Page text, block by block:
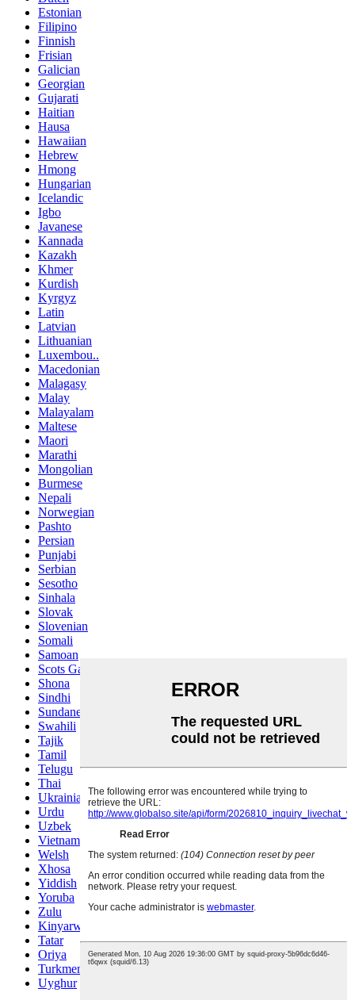
Estonian
Filipino
Finnish
Frisian
Galician
Georgian
Gujarati
Haitian
Hausa
Hawaiian
Hebrew
Hmong
Hungarian
Icelandic
Igbo
Javanese
Kannada
Kazakh
Khmer
Kurdish
Kyrgyz
Latin
Latvian
Lithuanian
Luxembou..
Macedonian
Malagasy
Malay
Malayalam
Maltese
Maori
Marathi
Mongolian
Burmese
Nepali
Norwegian
Pashto
Persian
Punjabi
Serbian
Sesotho
Sinhala
Slovak
Slovenian
Somali
Samoan
Scots Gaelic
Shona
Sindhi
Sundanese
Swahili
Tajik
Tamil
Telugu
Thai
Ukrainian
Urdu
Uzbek
Vietnamese
Welsh
Xhosa
Yiddish
Yoruba
Zulu
Kinyarwanda
Tatar
Oriya
Turkmen
Uyghur